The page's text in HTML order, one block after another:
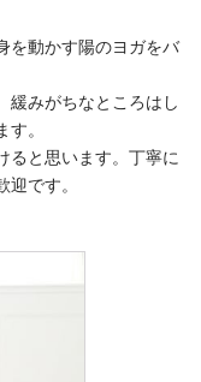
を動かす陽のヨガをバ
緩みがちなところはし
。
ると思います。丁寧に
です。